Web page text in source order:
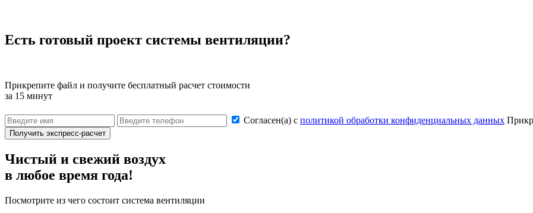
Есть готовый проект системы вентиляции?
Прикрепите файл и получите бесплатный расчет стоимости
за 15 минут
Согласен(а) с политикой обработки конфиденциальных данных
Получить экспресс-расчет
Чистый и свежий воздух
в любое время года!
Посмотрите из чего состоит система вентиляции